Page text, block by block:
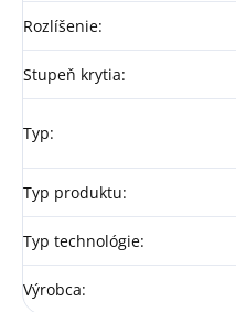
Rozlíšenie:
Stupeň krytia:
Typ:
Typ produktu:
Typ technológie:
Výrobca: